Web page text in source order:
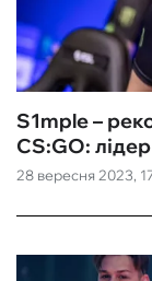
28 вересня 2023,
S1mple –
CS:GO: